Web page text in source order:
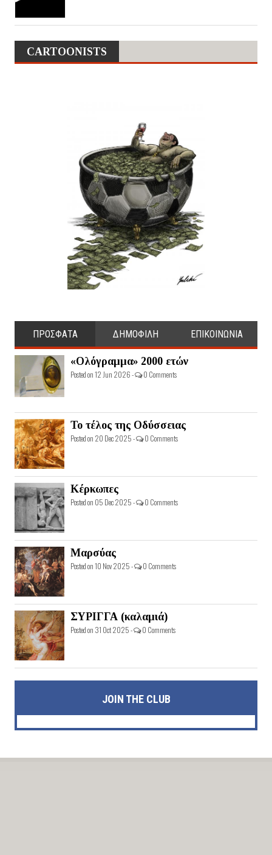
CARTOONISTS
ΠΡΟΣΦΑΤΑ ΔΗΜΟΦΙΛΗ ΕΠΙΚΟΙΝΩΝΙΑ
«Ολόγραμμα» 2000 ετών
Posted on 12 Jun 2026 - 0 Comments
Το τέλος της Οδύσσειας
Posted on 20 Dec 2025 - 0 Comments
Κέρκωπες
Posted on 05 Dec 2025 - 0 Comments
Μαρσύας
Posted on 10 Nov 2025 - 0 Comments
ΣΥΡΙΓΓΑ (καλαμιά)
Posted on 31 Oct 2025 - 0 Comments
JOIN THE CLUB